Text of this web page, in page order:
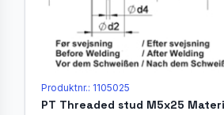
Produktnr.: 1105025